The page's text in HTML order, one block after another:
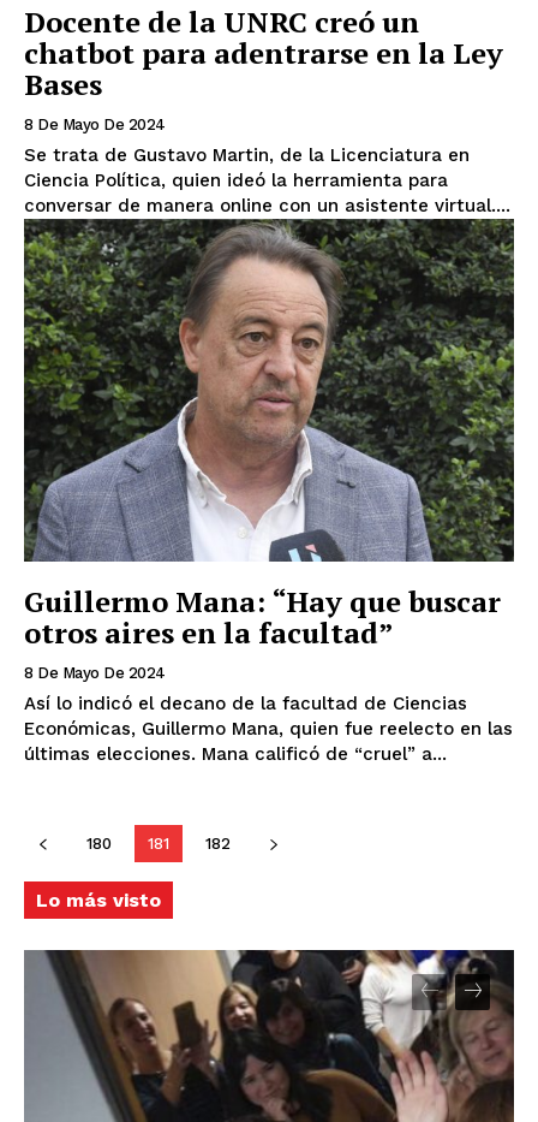
Docente de la UNRC creó un
chatbot para adentrarse en la Ley
Bases
8 De Mayo De 2024
Se trata de Gustavo Martin, de la Licenciatura en
Ciencia Política, quien ideó la herramienta para
conversar de manera online con un asistente virtual....
Guillermo Mana: “Hay que buscar
otros aires en la facultad”
8 De Mayo De 2024
Así lo indicó el decano de la facultad de Ciencias
Económicas, Guillermo Mana, quien fue reelecto en las
últimas elecciones. Mana calificó de “cruel” a...
180 181 182
Lo más visto